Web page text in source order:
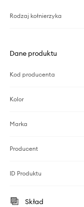
Rodzaj kołnierzyka
Dane produktu
Kod producenta
Kolor
Marka
Producent
ID Produktu
Skład